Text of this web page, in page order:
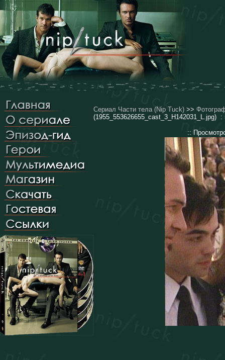
Сериал Части тела (Nip Tuck) >>
(1955_553626655_cast_3_H142031_L.jpg)
::